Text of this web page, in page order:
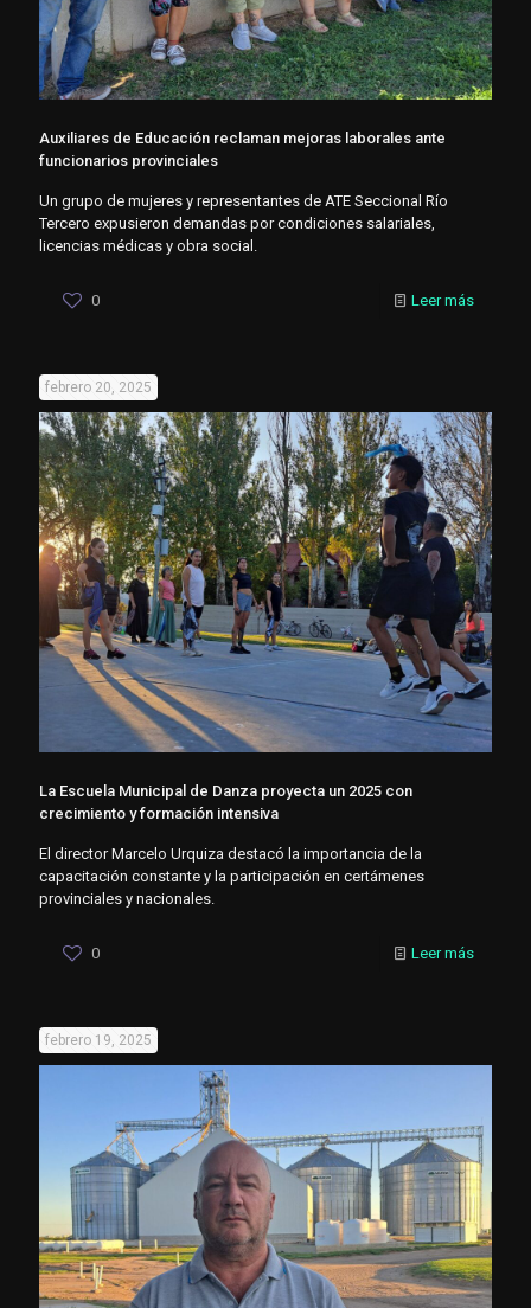
Auxiliares de Educación reclaman mejoras laborales ante
funcionarios provinciales
Un grupo de mujeres y representantes de ATE Seccional Río
Tercero expusieron demandas por condiciones salariales,
licencias médicas y obra social.
0 Leer más
febrero 20, 2025
La Escuela Municipal de Danza proyecta un 2025 con
crecimiento y formación intensiva
El director Marcelo Urquiza destacó la importancia de la
capacitación constante y la participación en certámenes
provinciales y nacionales.
0 Leer más
febrero 19, 2025